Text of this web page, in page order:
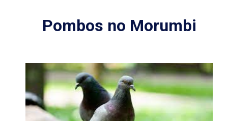
Pombos no Morumbi